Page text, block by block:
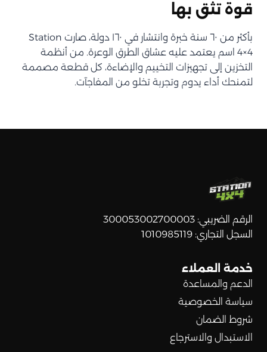
قوة تثق بها
بأكثر من ٦٠ سنة خبرة وانتشار في ١٦٠ دولة، صارت Station
4×4 اسم يعتمد عليه عشاق الطرق الوعرة. من أنظمة
التخزين إلى تجهيزات التخييم والإضاءة، كل قطعة مصممة
لتمنحك أداء يدوم وتجربة تخلو من المفاجآت.
الرقم الضريبي: 300053002700003
السجل التجاري: 1010985119
خدمة العملاء
الدعم والمساعدة
سياسة الخصوصية
شروط الضمان
الاستبدال والاسترجاع